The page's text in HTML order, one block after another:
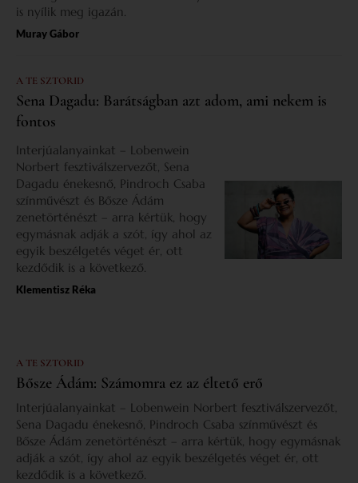
is nyílik meg igazán.
Muray Gábor
A TE SZTORID
Sena Dagadu: Barátságban azt adom, ami nekem is
fontos
Interjúalanyainkat – Lobenwein
Norbert fesztiválszervezőt, Sena
Dagadu énekesnő, Pindroch Csaba
színművészt és Bősze Ádám
zenetörténészt – arra kértük, hogy
egymásnak adják a szót, így ahol az
egyik beszélgetés véget ér, ott
kezdődik is a következő.
Klementisz Réka
A TE SZTORID
Bősze Ádám: Számomra ez az éltető erő
Interjúalanyainkat – Lobenwein Norbert fesztiválszervezőt,
Sena Dagadu énekesnő, Pindroch Csaba színművészt és
Bősze Ádám zenetörténészt – arra kértük, hogy egymásnak
adják a szót, így ahol az egyik beszélgetés véget ér, ott
kezdődik is a következő.